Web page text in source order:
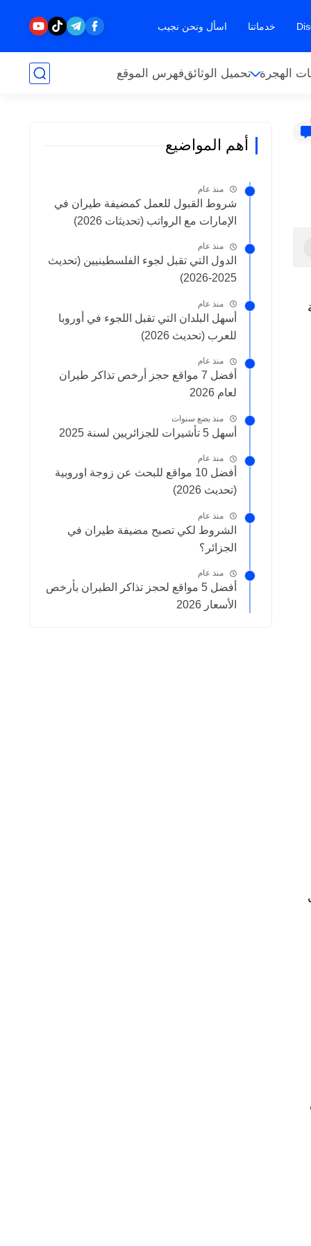
خدماتنا اسأل ونحن نجيب
الهجرة تحميل الوثائقفهرس الموقع
أهم المواضيع
منذ عام
شروط القبول للعمل كمضيفة طيران في
الإمارات مع الرواتب (تحديثات 2026)
منذ عام
الدول التي تقبل لجوء الفلسطينيين (تحديث
2025-2026)
منذ عام
أسهل البلدان التي تقبل اللجوء في أوروبا
للعرب (تحديث 2026)
منذ عام
أفضل 7 مواقع حجز أرخص تذاكر طيران
لعام 2026
منذ بضع سنوات
أسهل 5 تأشيرات للجزائريين لسنة 2025
منذ عام
أفضل 10 مواقع للبحث عن زوجة اوروبية
(تحديث 2026)
منذ عام
الشروط لكي تصبح مضيفة طيران في
الجزائر؟
منذ عام
أفضل 5 مواقع لحجز تذاكر الطيران بأرخص
الأسعار 2026